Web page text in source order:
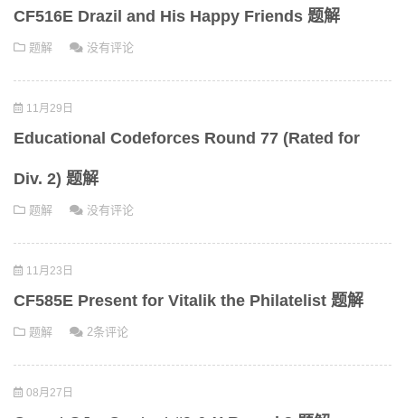
CF516E Drazil and His Happy Friends 题解
题解 没有评论
11月29日
Educational Codeforces Round 77 (Rated for
Div. 2) 题解
题解 没有评论
11月23日
CF585E Present for Vitalik the Philatelist 题解
题解 2条评论
08月27日